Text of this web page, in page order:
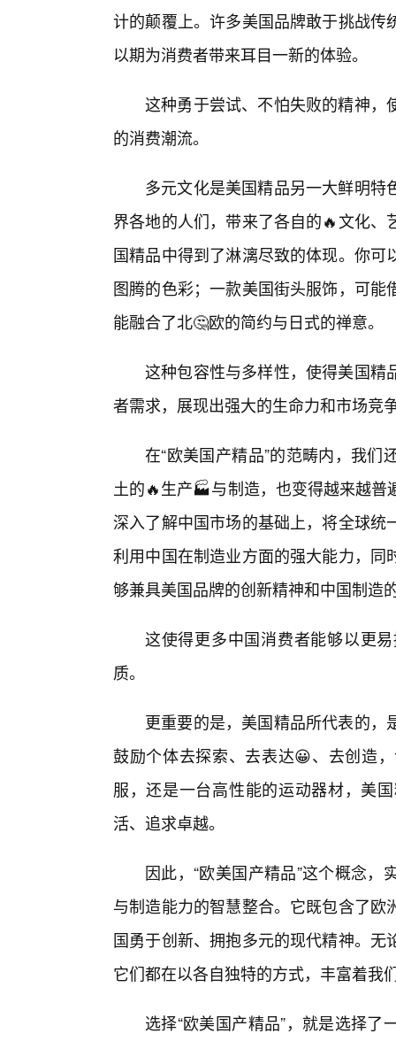
计的颠覆上。许多美国品牌敢于挑战
以期为消费者带来耳目一新的体验。
这种勇于尝试、不怕失败的精神，
的消费潮流。
多元文化是美国精品另一大鲜明
界各地的人们，带来了各自的🔥文化
国精品中得到了淋漓尽致的体现。你
图腾的色彩；一款美国街头服饰，可
能融合了北🤔欧的简约与日式的禅意。
这种包容性与多样性，使得美国精
者需求，展现出强大的生命力和市场竞
在“欧美国产精品”的范畴内，我
土的🔥生产🏭与制造，也变得越来越
深入了解中国市场的基础上，将全球
利用中国在制造业方面的强大能力，
够兼具美国品牌的创新精神和中国制造
这使得更多中国消费者能够以更
质。
更重要的是，美国精品所代表的
鼓励个体去探索、去表达😀、去创造
服，还是一台高性能的运动器材，美
活、追求卓越。
因此，“欧美国产精品”这个概念
与制造能力的智慧整合。它既包含了
国勇于创新、拥抱多元的现代精神。
它们都在以各自独特的方式，丰富着我
选择“欧美国产精品”，就是选择